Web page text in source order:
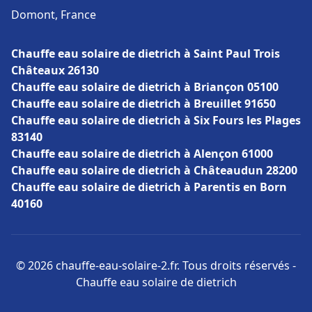
Domont, France
Chauffe eau solaire de dietrich à Saint Paul Trois
Châteaux 26130
Chauffe eau solaire de dietrich à Briançon 05100
Chauffe eau solaire de dietrich à Breuillet 91650
Chauffe eau solaire de dietrich à Six Fours les Plages
83140
Chauffe eau solaire de dietrich à Alençon 61000
Chauffe eau solaire de dietrich à Châteaudun 28200
Chauffe eau solaire de dietrich à Parentis en Born
40160
© 2026 chauffe-eau-solaire-2.fr. Tous droits réservés -
Chauffe eau solaire de dietrich